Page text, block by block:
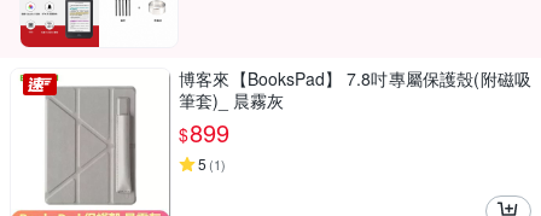
博客來【BooksPad】 7.8吋專屬保護殼(附磁吸
筆套)_ 晨霧灰
$899
5 (1)